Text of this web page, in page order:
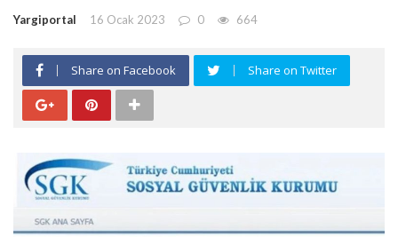
Yargiportal 16 Ocak 2023 0 664
Share on Facebook Share on Twitter